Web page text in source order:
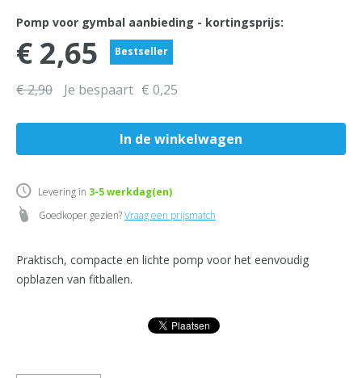
Pomp voor gymbal aanbieding - kortingsprijs:
€ 2,65 Bestseller
€ 2,90 Je bespaart € 0,25
Levering in 3-5werkdag(en)
Goedkoper gezien?Vraag een prijsmatch
Praktisch, compacte en lichte pomp voor het eenvoudig
opblazen van fitballen.